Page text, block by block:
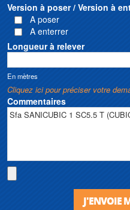
Version à poser / Version à
A poser
A enterrer
Longueur à relever
En mètres
Cliquez ici pour préciser votre
Commentaires
J'ENVOIE